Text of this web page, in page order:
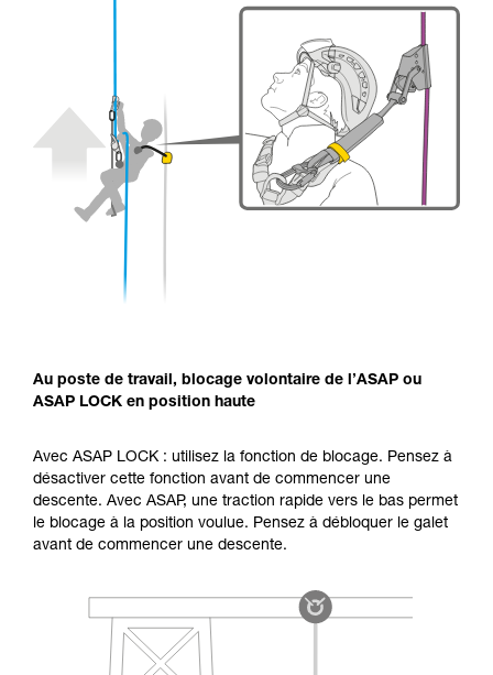
Au poste de travail, blocage volontaire de l’ASAP ou
ASAP LOCK en position haute
Avec ASAP LOCK : utilisez la fonction de blocage. Pensez à
désactiver cette fonction avant de commencer une
descente. Avec ASAP, une traction rapide vers le bas permet
le blocage à la position voulue. Pensez à débloquer le galet
avant de commencer une descente.